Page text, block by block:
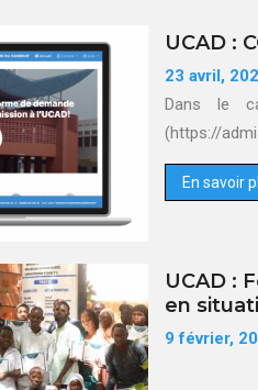
UCAD :
23 avril,
Dans le
(https://
En savoir
UCAD :
en
9 février,